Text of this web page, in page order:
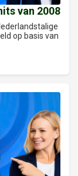
van 2008
op basis van